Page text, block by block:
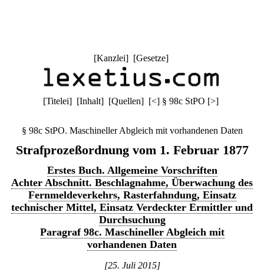
[Kanzlei] [Gesetze]
[Titelei] [Inhalt] [Quellen] [<] § 98c StPO [>]
§ 98c StPO. Maschineller Abgleich mit vorhandenen Daten
Strafprozeßordnung vom 1. Februar 1877
Erstes Buch. Allgemeine Vorschriften
Achter Abschnitt. Beschlagnahme, Überwachung des
Fernmeldeverkehrs, Rasterfahndung, Einsatz
technischer Mittel, Einsatz Verdeckter Ermittler und
Durchsuchung
Paragraf 98c. Maschineller Abgleich mit
vorhandenen Daten
[25. Juli 2015]